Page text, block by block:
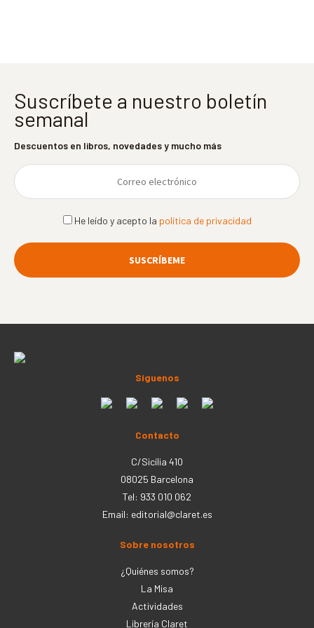
Suscríbete a nuestro boletín
semanal
Descuentos en libros, novedades y mucho más
He leído y acepto la política de privacidad
Síguenos
Contacto
C/Sicília 410
08025 Barcelona
Tel: 933 010 062
Email: editorial@claret.es
Sobre nosotros
¿Quiénes somos?
La Misa
Actividades
Librería Claret